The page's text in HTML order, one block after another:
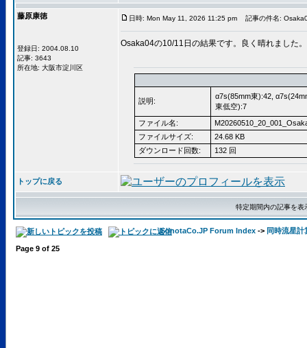
藤原康徳
登録日: 2004.08.10
記事: 3643
所在地: 大阪市淀川区
日時: Mon May 11, 2026 11:25 pm 記事の件名:
Osaka04の10/11日の結果です。良く晴れました
説明:
α7s(85mm東):42,
東低空):7
ファイル名:
ファイルサイズ:
24.68 KB
ダウンロード回数:
132 回
トップに戻る
特定期間内の記事を
SonotaCo.JP Forum Index -> 同時流星
Page 9 of 25